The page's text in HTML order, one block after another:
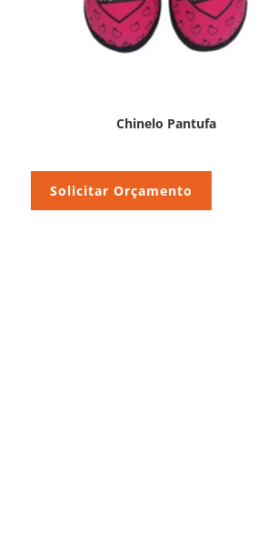
Chinelo Pantufa
Solicitar Orçamento